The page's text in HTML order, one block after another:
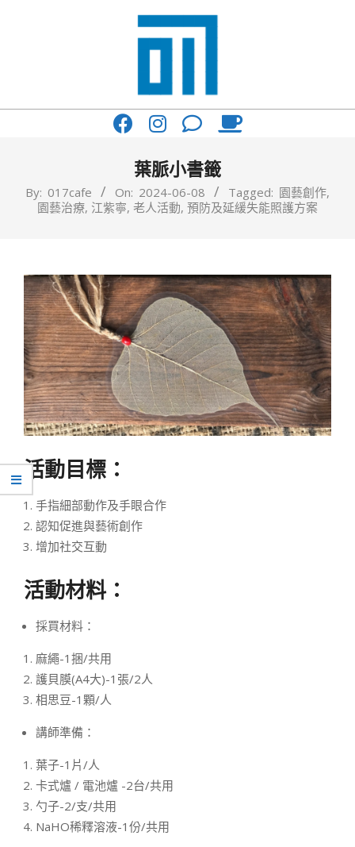
017
你
一
咖
啡
館
葉脈小書籤
By: 017cafe On: 2024-06-08 Tagged: 園藝創作,
園藝治療, 江紫寧, 老人活動, 預防及延緩失能照護方案
活動目標：
手指細部動作及手眼合作
認知促進與藝術創作
增加社交互動
活動材料：
採買材料：
麻繩-1捆/共用
護貝膜(A4大)-1張/2人
相思豆-1顆/人
講師準備：
葉子-1片/人
卡式爐 / 電池爐 -2台/共用
勺子-2/支/共用
NaHO稀釋溶液-1份/共用